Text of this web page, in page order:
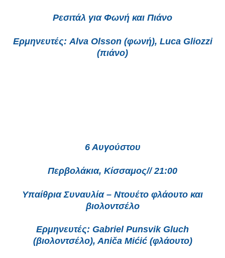
Ρεσιτάλ για Φωνή και Πιάνο
Ερμηνευτές: Alva Olsson (φωνή), Luca Gliozzi
(πιάνο)
6 Αυγούστου
Περβολάκια, Κίσσαμος// 21:00
Υπαίθρια Συναυλία – Ντουέτο φλάουτο και
βιολοντσέλο
Ερμηνευτές: Gabriel Punsvik Gluch
(βιολοντσέλο), Aniča Mićić (φλάουτο)